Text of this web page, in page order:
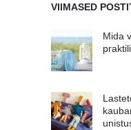
VIIMASED
Mida